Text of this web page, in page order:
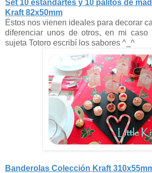
Set 10 estandartes y 10 palitos de
Kraft 82x50mm
Éstos nos vienen ideales para decorar
diferenciar unos de otros, en mi
sujeta Totoro escribí los sabores ^_^
Banderolas Colección Kraft